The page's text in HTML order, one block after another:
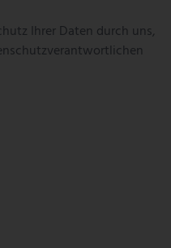
Ihrer Daten durch uns,